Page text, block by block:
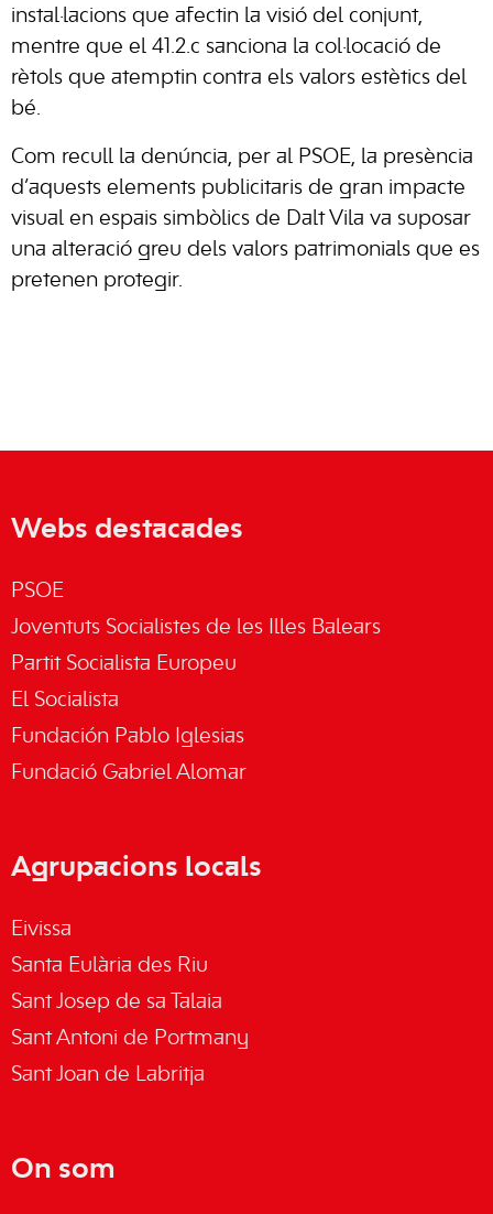
instal·lacions que afectin la visió del conjunt,
mentre que el 41.2.c sanciona la col·locació de
rètols que atemptin contra els valors estètics del
bé.
Com recull la denúncia, per al PSOE, la presència
d’aquests elements publicitaris de gran impacte
visual en espais simbòlics de Dalt Vila va suposar
una alteració greu dels valors patrimonials que es
pretenen protegir.
Webs destacades
PSOE
Joventuts Socialistes de les Illes Balears
Partit Socialista Europeu
El Socialista
Fundación Pablo Iglesias
Fundació Gabriel Alomar
Agrupacions locals
Eivissa
Santa Eulària des Riu
Sant Josep de sa Talaia
Sant Antoni de Portmany
Sant Joan de Labritja
On som